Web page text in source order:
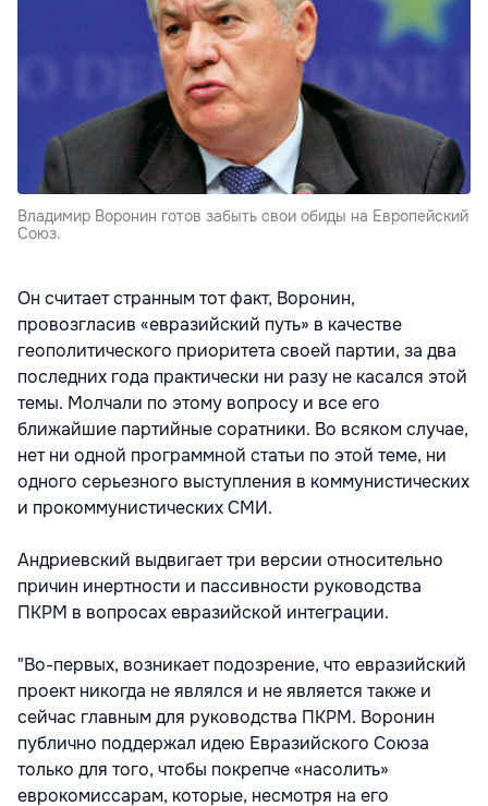
Владимир Воронин готов забыть свои обиды на Европейский
Союз.
Он считает странным тот факт, Воронин,
провозгласив «евразийский путь» в качестве
геополитического приоритета своей партии, за два
последних года практически ни разу не касался этой
темы. Молчали по этому вопросу и все его
ближайшие партийные соратники. Во всяком случае,
нет ни одной программной статьи по этой теме, ни
одного серьезного выступления в коммунистических
и прокоммунистических СМИ.
Андриевский выдвигает три версии относительно
причин инертности и пассивности руководства
ПКРМ в вопросах евразийской интеграции.
"Во-первых, возникает подозрение, что евразийский
проект никогда не являлся и не является также и
сейчас главным для руководства ПКРМ. Воронин
публично поддержал идею Евразийского Союза
только для того, чтобы покрепче «насолить»
еврокомиссарам, которые, несмотря на его